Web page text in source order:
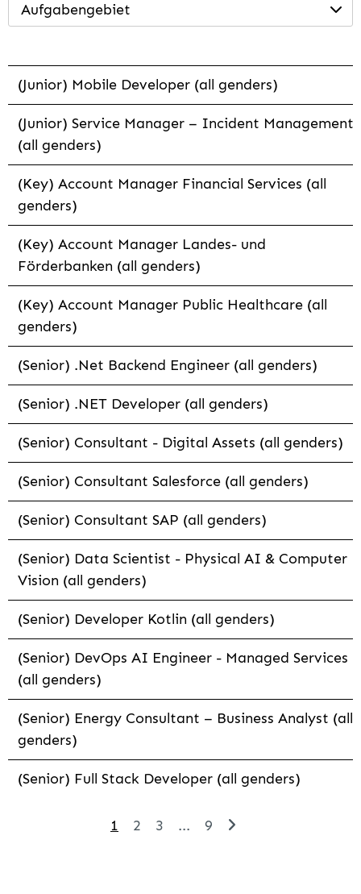
Aufgabengebiet
(Junior) Mobile Developer (all genders)
(Junior) Service Manager – Incident Management
(all genders)
(Key) Account Manager Financial Services (all
genders)
(Key) Account Manager Landes- und
Förderbanken (all genders)
(Key) Account Manager Public Healthcare (all
genders)
(Senior) .Net Backend Engineer (all genders)
(Senior) .NET Developer (all genders)
(Senior) Consultant - Digital Assets (all genders)
(Senior) Consultant Salesforce (all genders)
(Senior) Consultant SAP (all genders)
(Senior) Data Scientist - Physical AI & Computer
Vision (all genders)
(Senior) Developer Kotlin (all genders)
(Senior) DevOps AI Engineer - Managed Services
(all genders)
(Senior) Energy Consultant – Business Analyst (all
genders)
(Senior) Full Stack Developer (all genders)
1 2 3 ... 9